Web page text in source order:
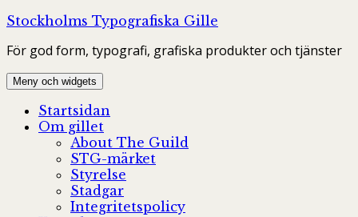
Hoppa
innehåll
Stockholms Typografiska Gille
För god form, typografi, grafiska produkter och tjänster
Meny och widgets
Startsidan
Om gillet
About The Guild
STG-märket
Styrelse
Stadgar
Integritetspolicy